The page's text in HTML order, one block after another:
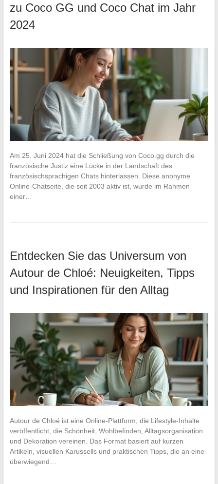
zu Coco GG und Coco Chat im Jahr
2024
Am 25. Juni 2024 hat die Schließung von Coco.gg durch die
französische Justiz eine Lücke in der Landschaft des
französischsprachigen Chats hinterlassen. Diese anonyme
Online-Chatseite, die seit 2003 aktiv ist, wurde im Rahmen
einer…
Entdecken Sie das Universum von
Autour de Chloé: Neuigkeiten, Tipps
und Inspirationen für den Alltag
Autour de Chloé ist eine Online-Plattform, die Lifestyle-Inhalte
veröffentlicht, die Schönheit, Wohlbefinden, Alltagsorganisation
und Dekoration vereinen. Das Format basiert auf kurzen
Artikeln, visuellen Karussells und praktischen Tipps, die an eine
überwiegend…